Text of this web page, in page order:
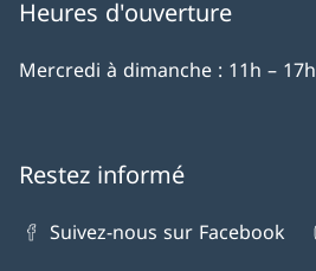
Heures d'ouverture
Mercredi à dimanche : 11h – 17h
Restez informé
Suivez-nous sur Facebook